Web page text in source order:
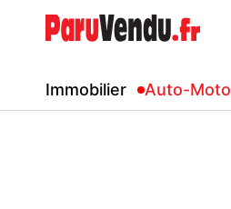
Immobilier Auto-Moto